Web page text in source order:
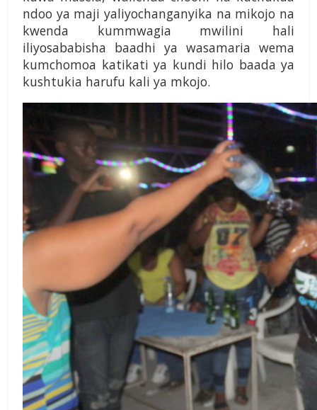
ndoo ya maji yali­yochanganyika na mikojo na
kwenda kummwagia mwilini hali
iliyosababisha baadhi ya wasamaria wema
kumcho­moa katikati ya kundi hilo baada ya
kushtukia harufu kali ya mkojo.